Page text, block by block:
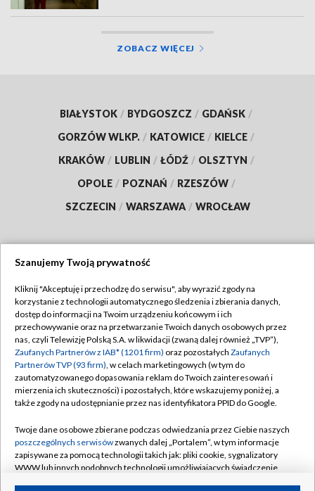
ZOBACZ WIĘCEJ
BIAŁYSTOK / BYDGOSZCZ / GDAŃSK /
GORZÓW WLKP. / KATOWICE / KIELCE /
KRAKÓW / LUBLIN / ŁÓDŹ / OLSZTYN /
OPOLE / POZNAŃ / RZESZÓW /
SZCZECIN / WARSZAWA / WROCŁAW
TVP
Abonament TVP
Emisja w TVP
Centrum informacji TVP
Naziemna Telewizja Cyfrowa
Rada Programowa
System NOS
Informacje o nadawcy
Regulamin TVP
Polityka prywatności
Moje zgody
Pomoc
Kontakt
Kanały
Szanujemy Twoją prywatność
Kliknij "Akceptuję i przechodzę do serwisu", aby wyrazić zgody na
korzystanie z technologii automatycznego śledzenia i zbierania danych,
dostęp do informacji na Twoim urządzeniu końcowym i ich
przechowywanie oraz na przetwarzanie Twoich danych osobowych przez
nas, czyli Telewizję Polską S.A. w likwidacji (zwaną dalej również „TVP”),
Zaufanych Partnerów z IAB* (1201 firm) oraz pozostałych Zaufanych
Partnerów TVP (93 firm), w celach marketingowych (w tym do
zautomatyzowanego dopasowania reklam do Twoich zainteresowań i
mierzenia ich skuteczności) i pozostałych, które wskazujemy poniżej, a
także zgody na udostępnianie przez nas identyfikatora PPID do Google.
Twoje dane osobowe zbierane podczas odwiedzania przez Ciebie naszych
poszczególnych serwisówzwanych dalej „Portalem”, w tym informacje
zapisywane za pomocą technologii takich jak: pliki cookie, sygnalizatory
WWW lub innych podobnych technologii umożliwiających świadczenie